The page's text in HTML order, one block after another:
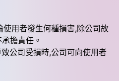
用者發生何種損害,除公司故
擔責任。
公司受損時,公司可向使用者